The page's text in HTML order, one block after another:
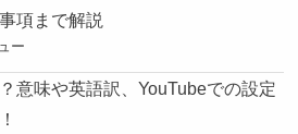
項まで解説
ー
意味や英語訳、YouTubeでの設定